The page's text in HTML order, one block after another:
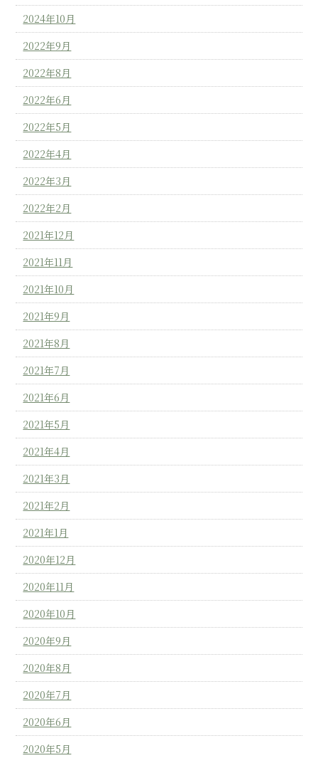
2024年10月
2022年9月
2022年8月
2022年6月
2022年5月
2022年4月
2022年3月
2022年2月
2021年12月
2021年11月
2021年10月
2021年9月
2021年8月
2021年7月
2021年6月
2021年5月
2021年4月
2021年3月
2021年2月
2021年1月
2020年12月
2020年11月
2020年10月
2020年9月
2020年8月
2020年7月
2020年6月
2020年5月